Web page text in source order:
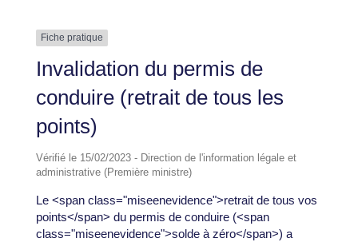
Fiche pratique
Invalidation du permis de
conduire (retrait de tous les
points)
Vérifié le 15/02/2023 - Direction de l'information légale et
administrative (Première ministre)
Le <span class="miseenevidence">retrait de tous vos
points</span> du permis de conduire (<span
class="miseenevidence">solde à zéro</span>) a